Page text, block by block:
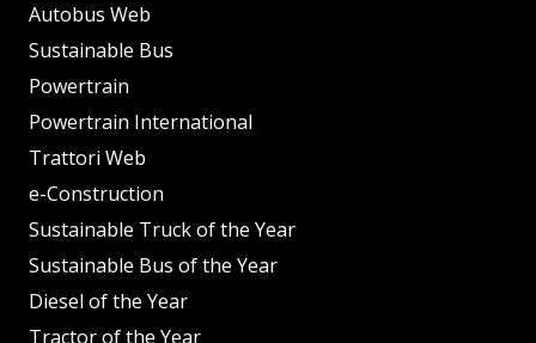
Autobus Web
Sustainable Bus
Powertrain
Powertrain International
Trattori Web
e-Construction
Sustainable Truck of the Year
Sustainable Bus of the Year
Diesel of the Year
Tractor of the Year